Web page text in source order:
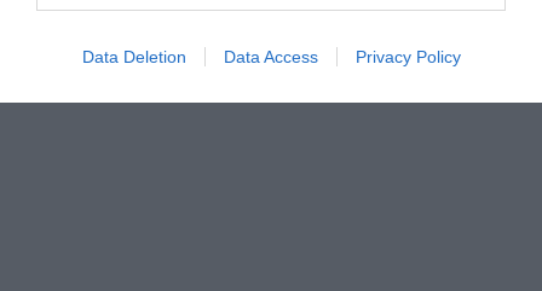
Data Deletion Data Access Privacy Policy